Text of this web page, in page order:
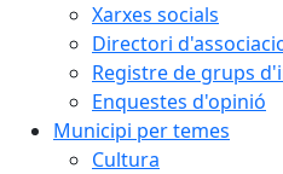
Xarxes socials
Directori
Registre de grups
Enquestes d'opinió
Municipi per temes
Cultura